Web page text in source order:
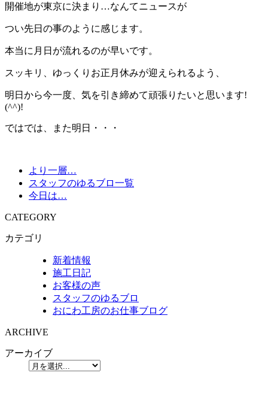
開催地が東京に決まり…なんてニュースが
つい先日の事のように感じます。
本当に月日が流れるのが早いです。
スッキリ、ゆっくりお正月休みが迎えられるよう、
明日から今一度、気を引き締めて頑張りたいと思います!
(^^)!
ではでは、また明日・・・
より一層…
スタッフのゆるブロ一覧
今日は…
CATEGORY
カテゴリ
新着情報
施工日記
お客様の声
スタッフのゆるブロ
おにわ工房のお仕事ブログ
ARCHIVE
アーカイブ